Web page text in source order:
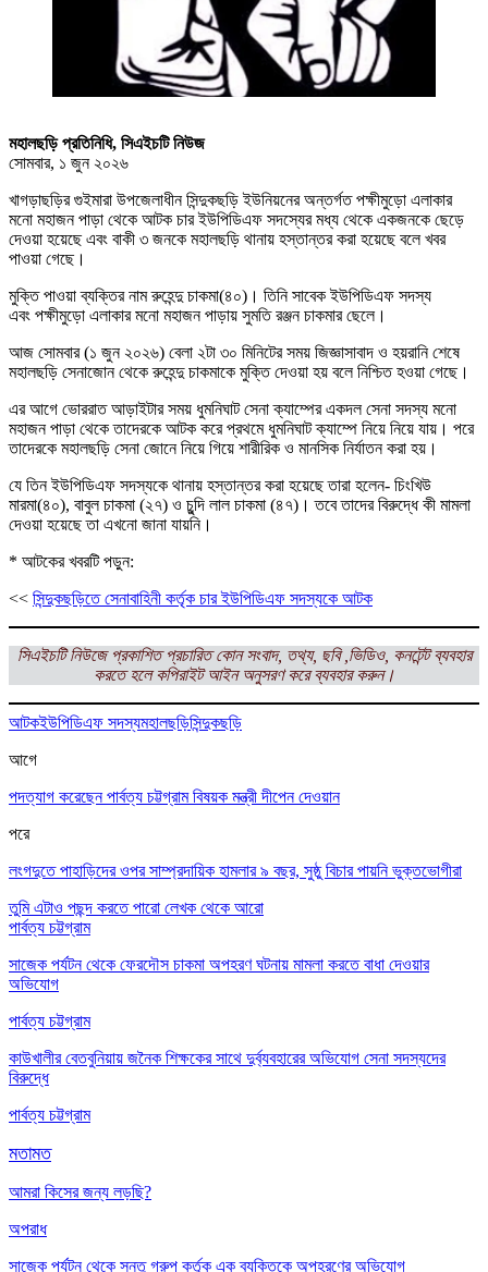
মহালছড়ি প্রতিনিধি, সিএইচটি নিউজ
সোমবার, ১ জুন ২০২৬
খাগড়াছড়ির গুইমারা উপজেলাধীন সিন্দুকছড়ি ইউনিয়নের অন্তর্গত পক্ষীমুড়ো এলাকার
মনো মহাজন পাড়া থেকে আটক চার ইউপিডিএফ সদস্যের মধ্য থেকে একজনকে ছেড়ে
দেওয়া হয়েছে এবং বাকী ৩ জনকে মহালছড়ি থানায় হস্তান্তর করা হয়েছে বলে খবর
পাওয়া গেছে।
মুক্তি পাওয়া ব্যক্তির নাম রুহেন্দু চাকমা(৪০)। তিনি সাবেক ইউপিডিএফ সদস্য
এবং পক্ষীমুড়ো এলাকার মনো মহাজন পাড়ায় সুমতি রঞ্জন চাকমার ছেলে।
আজ সোমবার (১ জুন ২০২৬) বেলা ২টা ৩০ মিনিটের সময় জিজ্ঞাসাবাদ ও হয়রানি শেষে
মহালছড়ি সেনাজোন থেকে রুহেন্দু চাকমাকে মুক্তি দেওয়া হয় বলে নিশ্চিত হওয়া গেছে।
এর আগে ভোররাত আড়াইটার সময় ধুমনিঘাট সেনা ক্যাম্পের একদল সেনা সদস্য মনো
মহাজন পাড়া থেকে তাদেরকে আটক করে প্রথমে ধুমনিঘাট ক্যাম্পে নিয়ে নিয়ে যায়। পরে
তাদেরকে মহালছড়ি সেনা জোনে নিয়ে গিয়ে শারীরিক ও মানসিক নির্যাতন করা হয়।
যে তিন ইউপিডিএফ সদস্যকে থানায় হস্তান্তর করা হয়েছে তারা হলেন- চিংখিউ
মারমা(৪০), বাবুল চাকমা (২৭) ও চুন্দি লাল চাকমা (৪৭)। তবে তাদের বিরুদ্ধে কী মামলা
দেওয়া হয়েছে তা এখনো জানা যায়নি।
* আটকের খবরটি পড়ুন:
<< সিন্দুকছড়িতে সেনাবাহিনী কর্তৃক চার ইউপিডিএফ সদস্যকে আটক
সিএইচটি নিউজে প্রকাশিত প্রচারিত কোন সংবাদ, তথ্য, ছবি ,ভিডিও, কনটেন্ট ব্যবহার
করতে হলে কপিরাইট আইন অনুসরণ করে ব্যবহার করুন।
আটকইউপিডিএফ সদস্যমহালছড়িসিন্দুকছড়ি
আগে
পদত্যাগ করেছেন পার্বত্য চট্টগ্রাম বিষয়ক মন্ত্রী দীপেন দেওয়ান
পরে
লংগদুতে পাহাড়িদের ওপর সাম্প্রদায়িক হামলার ৯ বছর, সুষ্ঠু বিচার পায়নি ভুক্তভোগীরা
তুমি এটাও পছন্দ করতে পারো লেখক থেকে আরো
পার্বত্য চট্টগ্রাম
সাজেক পর্যটন থেকে ফেরদৌস চাকমা অপহরণ ঘটনায় মামলা করতে বাধা দেওয়ার
অভিযোগ
পার্বত্য চট্টগ্রাম
কাউখালীর বেতবুনিয়ায় জনৈক শিক্ষকের সাথে দুর্ব্যবহারের অভিযোগ সেনা সদস্যদের
বিরুদ্ধে
পার্বত্য চট্টগ্রাম
মতামত
আমরা কিসের জন্য লড়ছি?
অপরাধ
সাজেক পর্যটন থেকে সন্তু গ্রুপ কর্তৃক এক ব্যক্তিকে অপহরণের অভিযোগ